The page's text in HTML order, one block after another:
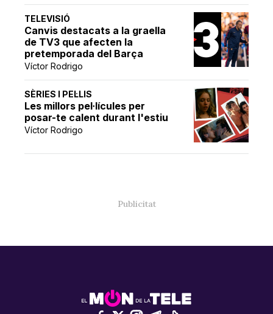
TELEVISIÓ
Canvis destacats a la graella
de TV3 que afecten la
pretemporada del Barça
Víctor Rodrigo
SÈRIES I PEL·LIS
Les millors pel·lícules per
posar-te calent durant l'estiu
Víctor Rodrigo